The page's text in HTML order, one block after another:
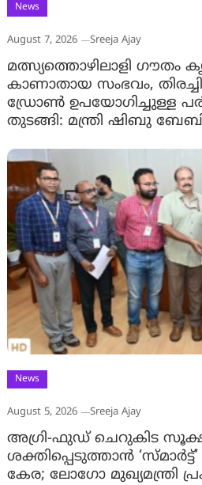
News
August 7, 2026 Sreeja Ajay
മത്സ്യത്തൊഴിലാളി
കാണാതായ സംഭവം,
ഡ്രോണ്‍ ഉപയോഗിച്ചുള്ള
തുടങ്ങി: മന്ത്രി ഷിബു
News
August 5, 2026 Sreeja Ajay
അഗ്രി-ഫുഡ് ചെറുകിട
ശക്തിപ്പെടുത്താന്‍
കേര; ലോഗോ മുഖ്യമന്ത്രി